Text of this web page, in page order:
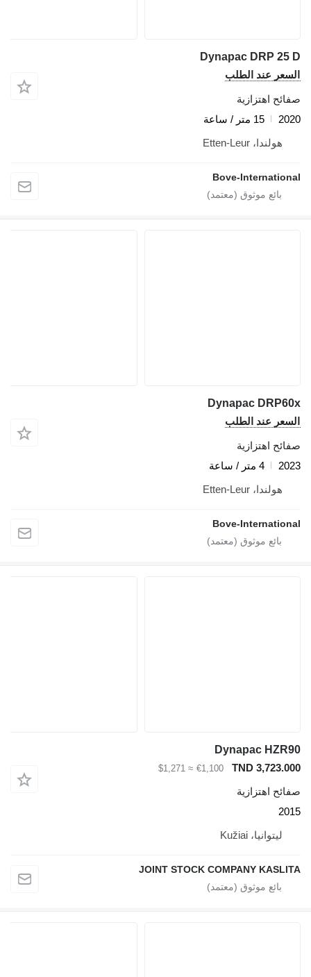
Dynapac DRP 25 D
السعر عند الطلب
صفائح اهتزازية
2020
15 متر / ساعة
هولندا، Etten-Leur
Bove-International
Dynapac DRP60x
السعر عند الطلب
صفائح اهتزازية
2023
4 متر / ساعة
هولندا، Etten-Leur
Bove-International
Dynapac HZR90
TND 3,723.000
€1,100
≈ $1,271
صفائح اهتزازية
2015
ليتوانيا، Kužiai
JOINT STOCK COMPANY KASLITA